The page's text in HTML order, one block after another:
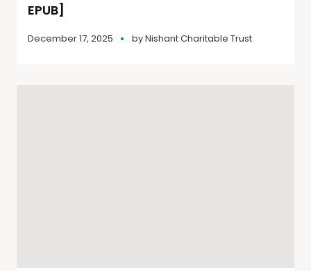
EPUB]
December 17, 2025 byNishant Charitable Trust